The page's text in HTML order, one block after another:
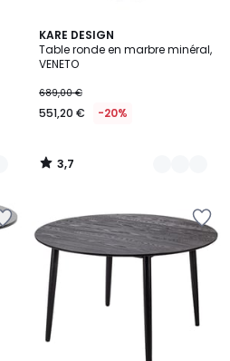
KARE DESIGN
Table ronde en marbre minéral,
VENETO
689,00 €
551,20 € -20%
3,7
/ 5
2
Couleurs
3,7
/